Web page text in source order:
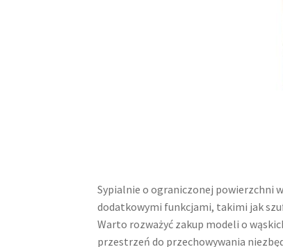
Sypialnie o ograniczonej powierzchni
dodatkowymi funkcjami, takimi jak
Warto rozważyć zakup modeli o
przestrzeń do przechowywania